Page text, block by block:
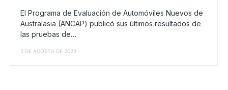
El Programa de Evaluación de Automóviles Nuevos de
Australasia (ANCAP) publicó sus últimos resultados de
las pruebas de…
3 DE AGOSTO DE 2023